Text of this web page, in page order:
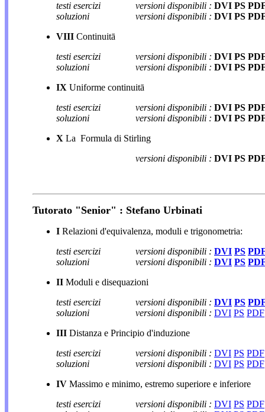
testi esercizi
versioni disponibili : DVI PS
soluzioni
versioni disponibili : DVI PS
VIII Continuitā
testi esercizi
versioni disponibili : DVI PS
soluzioni
versioni disponibili : DVI PS
IX Uniforme continuitā
testi esercizi
versioni disponibili : DVI PS
soluzioni
versioni disponibili : DVI PS
X La Formula di Stirling
versioni disponibili : DVI PS
Tutorato "Senior" : Stefano Urbinati
I Relazioni d'equivalenza, moduli e trigonometria:
testi esercizi
versioni disponibili : DVI PS
soluzioni
versioni disponibili : DVI PS
II Moduli e disequazioni
testi esercizi
versioni disponibili : DVI PS
soluzioni
versioni disponibili : DVI PS PDF
III Distanza e Principio d'induzione
testi esercizi
versioni disponibili : DVI PS PDF
soluzioni
versioni disponibili : DVI PS PDF
IV Massimo e minimo, estremo superiore e inferiore
testi esercizi
versioni disponibili : DVI PS PDF